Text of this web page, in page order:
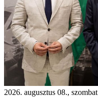
2026. augusztus 08., szombat